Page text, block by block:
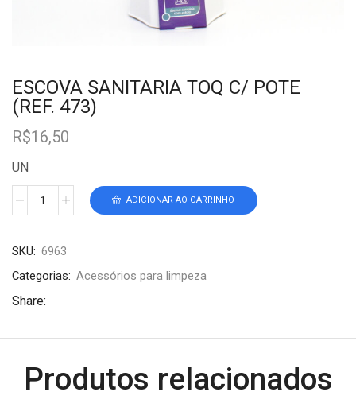
ESCOVA SANITARIA TOQ C/ POTE
(REF. 473)
R$16,50
UN
ADICIONAR AO CARRINHO
SKU: 6963
Categorias: Acessórios para limpeza
Share:
Produtos relacionados